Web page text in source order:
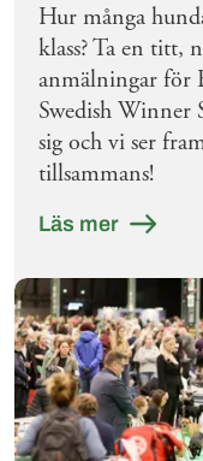
Hur många
klass? Ta en titt,
anmälningar för
Swedish Winner
sig och vi ser
tillsammans!
Läs mer